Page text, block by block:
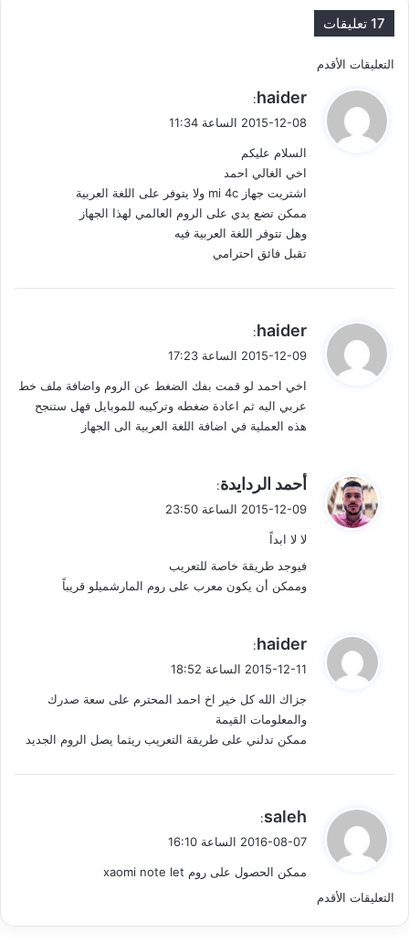
17 تعليقات
ت
ص
فّ
ل
التعليقات الأقدم
ي
ل
haider
:
2015-12-08 الساعة 11:34
السلام عليكم
اخي الغالي احمد
اشتريت جهاز mi 4c ولا يتوفر على اللغة العربية
ممكن تضع يدي على الروم العالمي لهذا الجهاز
وهل تتوفر اللغة العربية فيه
تقبل فائق احترامي
ي
ل
haider
:
2015-12-09 الساعة 17:23
اخي احمد لو قمت بفك الضغط عن الروم واضافة ملف خط
عربي اليه ثم اعادة ضغطه وتركيبه للموبايل فهل ستنجح
هذه العملية في اضافة اللغة العربية الى الجهاز
ي
ل
أحمد الردايدة:
2015-12-09 الساعة 23:50
لا لا ابداً
فيوجد طريقة خاصة للتعريب
وممكن أن يكون معرب على روم المارشميلو قريباً
ي
ل
haider
:
2015-12-11 الساعة 18:52
جزاك الله كل خير اخ احمد المحترم على سعة صدرك
والمعلومات القيمة
ممكن تدلني على طريقة التعريب ريثما يصل الروم الجديد
ي
ل
saleh
:
2016-08-07 الساعة 16:10
ممكن الحصول على روم xaomi note let
ت
التعليقات الأقدم